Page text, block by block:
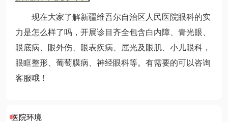
现在大家了解新疆维吾尔自治区人民医院眼科的实
力是怎么样了吗，开展诊目齐全包含白内障、青光眼、
眼底病、眼外伤、眼表疾病、屈光及眼肌、小儿眼科，
眼眶整形、葡萄膜病、神经眼科等。有需要的可以咨询
客服哦！
医院环境